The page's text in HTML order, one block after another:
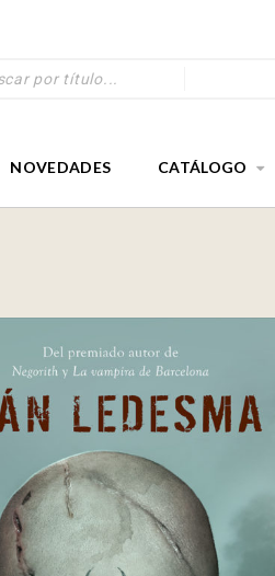
NOVEDADES CATÁLOGO